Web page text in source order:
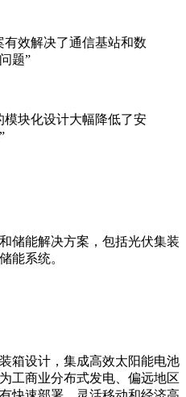
有效解决了通信基站和数
题”
模块化设计大幅降低了安
储能解决方案，包括光伏集装
能系统。
箱设计，集成高效太阳能电池
工商业分布式发电、偏远地区